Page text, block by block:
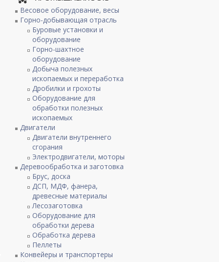
Весовое оборудование, весы
Горно-добывающая отрасль
Буровые установки и
оборудование
Горно-шахтное
оборудование
Добыча полезных
ископаемых и переработка
Дробилки и грохоты
Оборудование для
обработки полезных
ископаемых
Двигатели
Двигатели внутреннего
сгорания
Электродвигатели, моторы
Деревообработка и заготовка
Брус, доска
ДСП, МДФ, фанера,
древесные материалы
Лесозаготовка
Оборудование для
обработки дерева
Обработка дерева
Пеллеты
Конвейеры и транспортеры